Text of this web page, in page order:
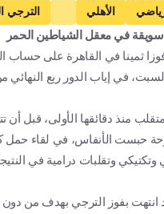
الأهلي
الترجي
الدوري المصري الممتاز
الأولى
مصر تونس
في معقل الشياطين الحمر
ثمينا في القاهرة على حساب
اليوم السبت، في إياب الدور ربع
متقلب منذ دقائقها الأولى، قبل
حبست الأنفاس، في لقاء حمل
وتكتيكي وتقلبات درامية في
انتهت بفوز الترجي بهدف من دون